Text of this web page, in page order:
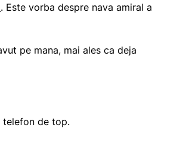
. Este vorba despre nava amiral a
pe mana, mai ales ca deja
telefon de top.